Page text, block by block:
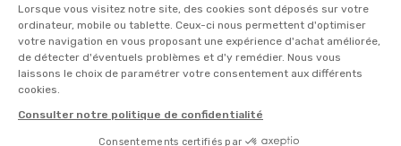
Lorsque vous visitez notre site, des cookies sont déposés sur votre
ordinateur, mobile ou tablette. Ceux-ci nous permettent d'optimiser
votre navigation en vous proposant une expérience d'achat améliorée,
de détecter d'éventuels problèmes et d'y remédier. Nous vous
laissons le choix de paramétrer votre consentement aux différents
cookies.
Consulter notre politique de confidentialité
Consentements certifiés par
© Terres et eaux 2026
Politique de confidentialité
Mentions légales
CGV